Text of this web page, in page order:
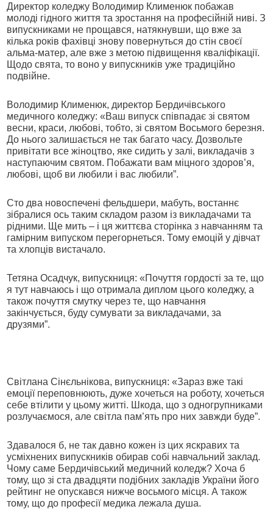
Директор коледжу Володимир Клименюк побажав
молоді гідного життя та зростання на професійній ниві. З
випускниками не прощався, натякнувши, що вже за
кілька років фахівці знову повернуться до стін своєї
альма-матер, але вже з метою підвищення кваліфікації.
Щодо свята, то воно у випускників уже традиційно
подвійне.
Володимир Клименюк, директор Бердичівського
медичного коледжу: «Ваш випуск співпадає зі святом
весни, краси, любові, тобто, зі святом Восьмого березня.
До нього залишається не так багато часу. Дозвольте
привітати все жіноцтво, яке сидить у залі, викладачів з
наступаючим святом. Побажати вам міцного здоров’я,
любові, щоб ви любили і вас любили”.
Сто два новоспечені фельдшери, мабуть, востаннє
зібралися ось таким складом разом із викладачами та
рідними. Ще мить – і ця життєва сторінка з навчанням та
гамірним випуском перегорнеться. Тому емоцій у дівчат
та хлопців вистачало.
Тетяна Осадчук, випускниця: «Почуття гордості за те, що
я тут навчаюсь і що отримала диплом цього коледжу, а
також почуття смутку через те, що навчання
закінчується, буду сумувати за викладачами, за
друзями”.
Світлана Сінєльнікова, випускниця: «Зараз вже такі
емоції переповнюють, дуже хочеться на роботу, хочеться
себе втілити у цьому житті. Шкода, що з одногрупниками
розлучаємося, але світла пам’ять про них завжди буде”.
Здавалося б, не так давно кожен із цих яскравих та
усміхнених випускників обирав собі навчальний заклад.
Чому саме Бердичівський медичний коледж? Хоча б
тому, що зі ста двадцяти подібних закладів України його
рейтинг не опускався нижче восьмого місця. А також
тому, що до професії медика лежала душа.